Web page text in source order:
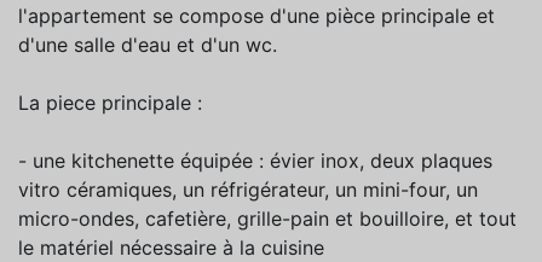
l'appartement se compose d'une pièce principale et
d'une salle d'eau et d'un wc.
La piece principale :
- une kitchenette équipée : évier inox, deux plaques
vitro céramiques, un réfrigérateur, un mini-four, un
micro-ondes, cafetière, grille-pain et bouilloire, et tout
le matériel nécessaire à la cuisine